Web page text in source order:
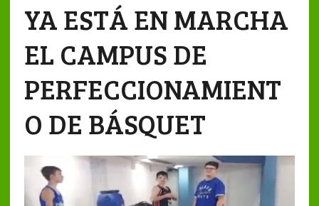
YA ESTÁ EN MARCHA
EL CAMPUS DE
PERFECCIONAMIENT
O DE BÁSQUET